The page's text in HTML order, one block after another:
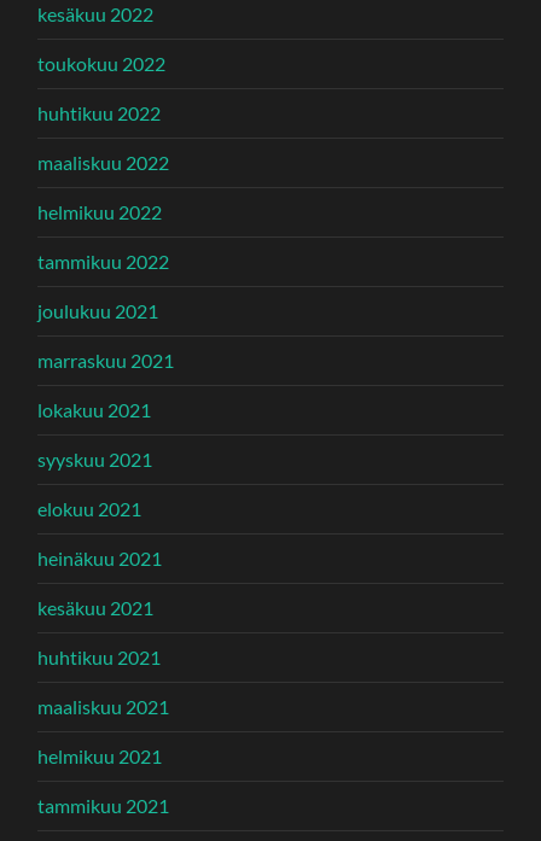
kesäkuu 2022
toukokuu 2022
huhtikuu 2022
maaliskuu 2022
helmikuu 2022
tammikuu 2022
joulukuu 2021
marraskuu 2021
lokakuu 2021
syyskuu 2021
elokuu 2021
heinäkuu 2021
kesäkuu 2021
huhtikuu 2021
maaliskuu 2021
helmikuu 2021
tammikuu 2021